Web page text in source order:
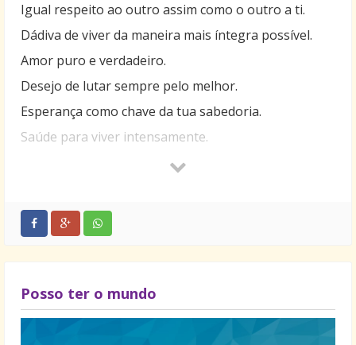
Igual respeito ao outro assim como o outro a ti.
Dádiva de viver da maneira mais íntegra possível.
Amor puro e verdadeiro.
Desejo de lutar sempre pelo melhor.
Esperança como chave da tua sabedoria.
Saúde para viver intensamente.
Posso ter o mundo